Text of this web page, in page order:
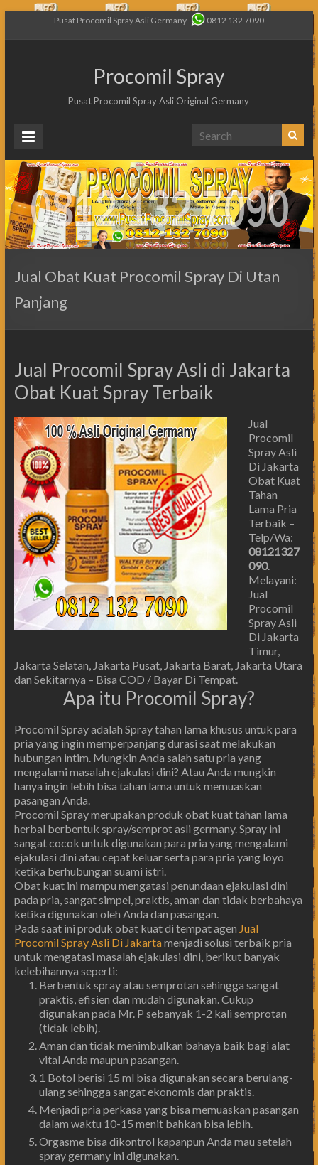
Pusat Procomil Spray Asli Germany. 0812 132 7090
Procomil Spray
Pusat Procomil Spray Asli Original Germany
Jual Obat Kuat Procomil Spray Di Utan
Panjang
Jual Procomil Spray Asli di Jakarta
Obat Kuat Spray Terbaik
Jual
Procomil
Spray Asli
Di Jakarta
Obat Kuat
Tahan
Lama Pria
Terbaik –
Telp/Wa:
08121327
090.
Melayani:
Jual
Procomil
Spray Asli
Di Jakarta
Timur,
Jakarta Selatan, Jakarta Pusat, Jakarta Barat, Jakarta Utara
dan Sekitarnya – Bisa COD / Bayar Di Tempat.
Apa itu Procomil Spray?
Procomil Spray adalah Spray tahan lama khusus untuk para
pria yang ingin memperpanjang durasi saat melakukan
hubungan intim. Mungkin Anda salah satu pria yang
mengalami masalah ejakulasi dini? Atau Anda mungkin
hanya ingin lebih bisa tahan lama untuk memuaskan
pasangan Anda.
Procomil Spray merupakan produk obat kuat tahan lama
herbal berbentuk spray/semprot asli germany. Spray ini
sangat cocok untuk digunakan para pria yang mengalami
ejakulasi dini atau cepat keluar serta para pria yang loyo
ketika berhubungan suami istri.
Obat kuat ini mampu mengatasi penundaan ejakulasi dini
pada pria, sangat simpel, praktis, aman dan tidak berbahaya
ketika digunakan oleh Anda dan pasangan.
Pada saat ini produk obat kuat di tempat agen Jual
Procomil Spray Asli Di Jakartamenjadi solusi terbaik pria
untuk mengatasi masalah ejakulasi dini, berikut banyak
kelebihannya seperti:
Berbentuk spray atau semprotan sehingga sangat
praktis, efisien dan mudah digunakan. Cukup
digunakan pada Mr. P sebanyak 1-2 kali semprotan
(tidak lebih).
Aman dan tidak menimbulkan bahaya baik bagi alat
vital Anda maupun pasangan.
1 Botol berisi 15 ml bisa digunakan secara berulang-
ulang sehingga sangat ekonomis dan praktis.
Menjadi pria perkasa yang bisa memuaskan pasangan
dalam waktu 10-15 menit bahkan bisa lebih.
Orgasme bisa dikontrol kapanpun Anda mau setelah
spray germany ini digunakan.